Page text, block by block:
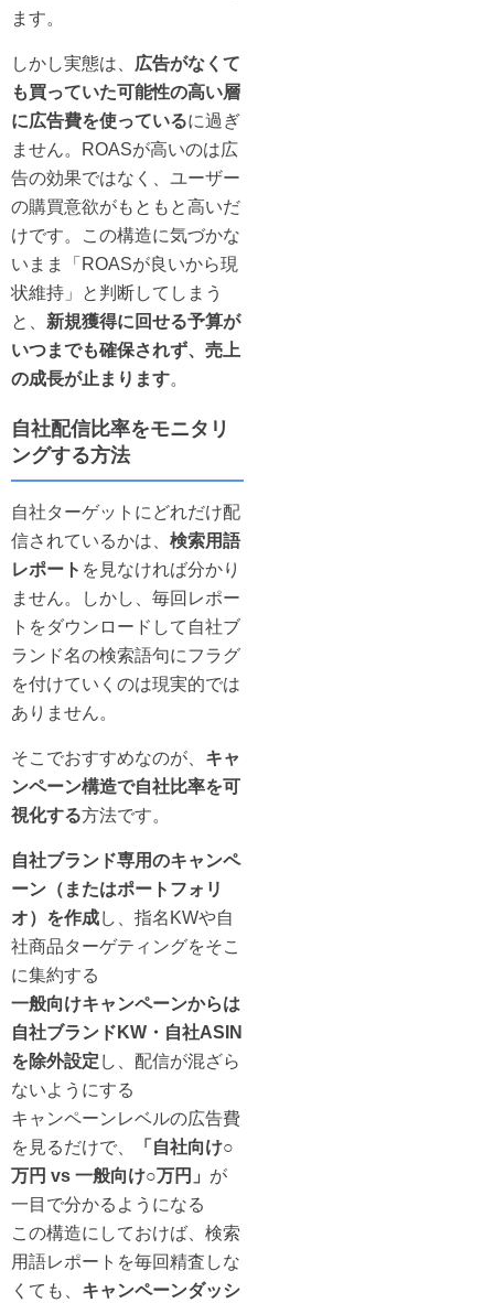
ます。
しかし実態は、 広告がなくて
も買っていた可能性の高い層
に広告費を使っているに過ぎ
ません。ROASが高いのは広
告の効果ではなく、ユーザー
の購買意欲がもともと高いだ
けです。この構造に気づかな
いまま「ROASが良いから現
状維持」と判断してしまう
と、 新規獲得に回せる予算が
いつまでも確保されず、売上
の成長が止まります。
自社配信比率をモニタリ
ングする方法
自社ターゲットにどれだけ配
信されているかは、 検索用語
レポート を見なければ分かり
ません。しかし、毎回レポー
トをダウンロードして自社ブ
ランド名の検索語句にフラグ
を付けていくのは現実的では
ありません。
そこでおすすめなのが、 キャ
ンペーン構造で自社比率を可
視化する方法です。
自社ブランド専用のキャンペ
ーン（またはポートフォリ
オ）を作成し、指名KWや自
社商品ターゲティングをそこ
に集約する
一般向けキャンペーンからは
自社ブランドKW・自社ASIN
を除外設定 し、配信が混ざら
ないようにする
キャンペーンレベルの広告費
を見るだけで、
「自社向け○
万円 vs 一般向け○万円」 が
一目で分かるようになる
この構造にしておけば、検索
用語レポートを毎回精査しな
くても、 キャンペーンダッシ